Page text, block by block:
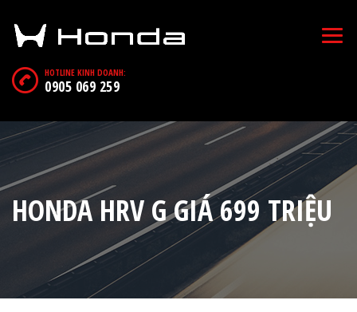
HOTLINE KINH DOANH:
0905 069 259
HONDA HRV G GIÁ 699 TRIỆU